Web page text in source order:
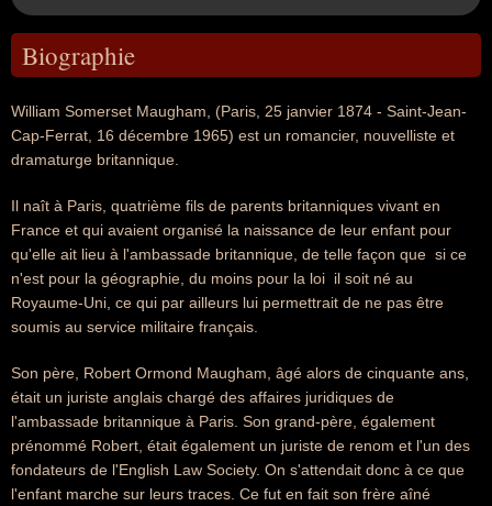
Biographie
William Somerset Maugham, (Paris, 25 janvier 1874 - Saint-Jean-
Cap-Ferrat, 16 décembre 1965) est un romancier, nouvelliste et
dramaturge britannique.
Il naît à Paris, quatrième fils de parents britanniques vivant en
France et qui avaient organisé la naissance de leur enfant pour
qu'elle ait lieu à l'ambassade britannique, de telle façon que  si ce
n'est pour la géographie, du moins pour la loi  il soit né au
Royaume-Uni, ce qui par ailleurs lui permettrait de ne pas être
soumis au service militaire français.
Son père, Robert Ormond Maugham, âgé alors de cinquante ans,
était un juriste anglais chargé des affaires juridiques de
l'ambassade britannique à Paris. Son grand-père, également
prénommé Robert, était également un juriste de renom et l'un des
fondateurs de l'English Law Society. On s'attendait donc à ce que
l'enfant marche sur leurs traces. Ce fut en fait son frère aîné